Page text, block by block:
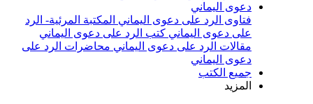
اليماني
الرد على دعوى اليماني المكتبة المرئية- الرد
دعوى اليماني كتب الرد على دعوى اليماني
الرد على دعوى اليماني محاضرات الرد على